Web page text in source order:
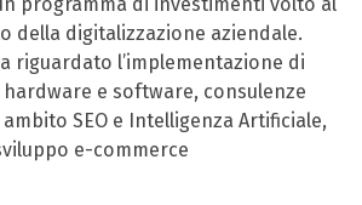
della digitalizzazione aziendale.
riguardato l’implementazione di
e software, consulenze
SEO e Intelligenza Artificiale,
e-commerce